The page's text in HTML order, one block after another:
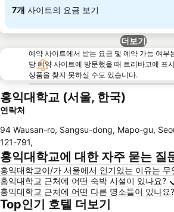
7개 사이트의 요금 보기
더보기
예약 사이트에서 받는 요금 및 예약 가능 여부
당 예약 사이트에 방문했을 때 트리바고에 표
상품을 찾지 못하실 수도 있습니다.
홍익대학교 (서울, 한국)
연락처
94 Wausan-ro, Sangsu-dong, Mapo-gu,
121-791,
홍익대학교에 대한 자주 묻는 질
홍익대학교이/가 서울에서 인기있는 이유는 무
홍익대학교 근처에 어떤 숙박 시설이 있나요?
홍익대학교 근처에 어떤 다른 명소들이 있나요?
Top인기 호텔 더보기